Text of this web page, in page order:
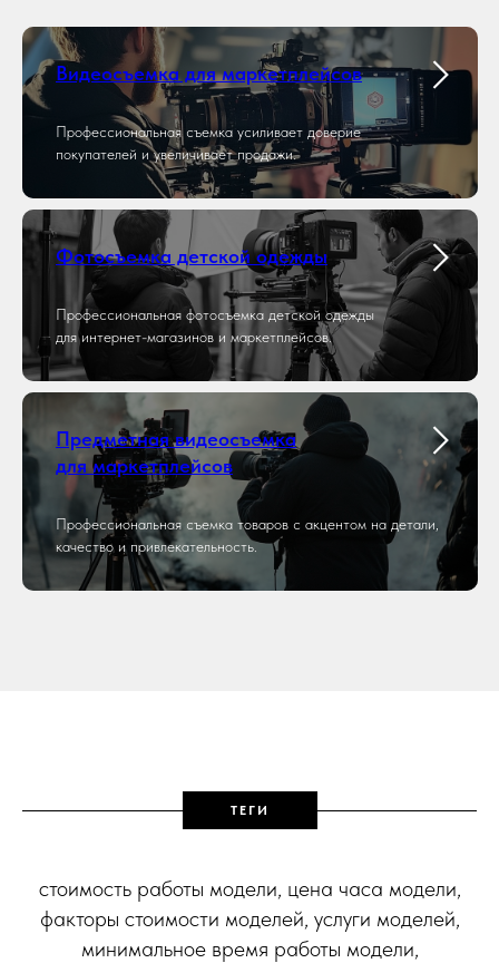
Видеосъемка для маркетплейсов
Профессиональная съемка усиливает доверие
покупателей и увеличивает продажи.
Фотосъемка детской одежды
Профессиональная фотосъемка детской одежды
для интернет-магазинов и маркетплейсов.
Предметная видеосъемка
для маркетплейсов
Профессиональная съемка товаров с акцентом на детали,
качество и привлекательность.
ТЕГИ
стоимость работы модели, цена часа модели,
факторы стоимости моделей, услуги моделей,
минимальное время работы модели,